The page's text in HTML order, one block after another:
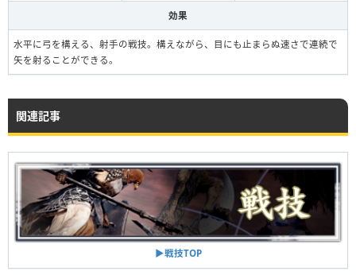
効果
水平に弓を構える、射手の戦技。構えながら、目にも止まらぬ速さで連続で
矢を射ることができる。
関連記事
▶︎戦技TOP